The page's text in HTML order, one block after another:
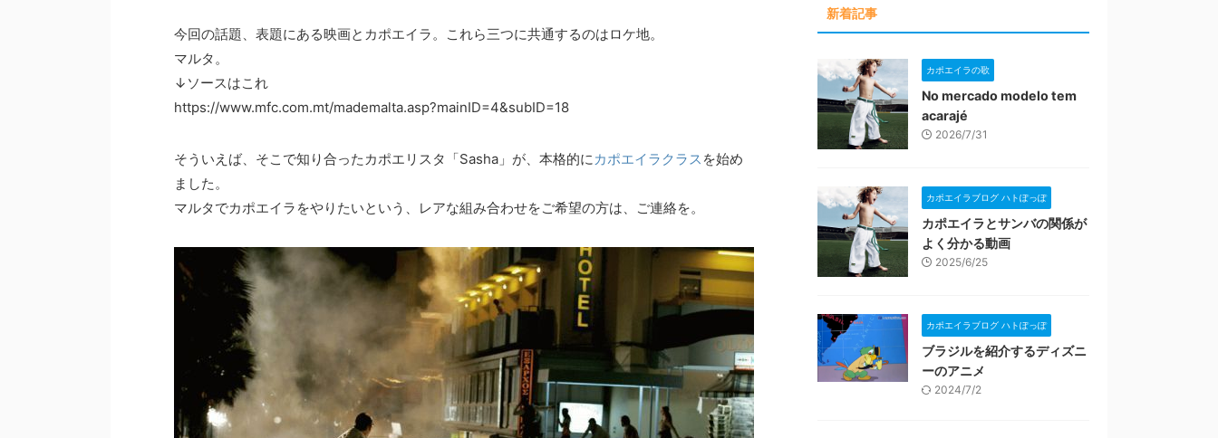
今回の話題、表題にある映画とカポエイラ。これら三つに共通するのはロケ地。
マルタ。
↓ソースはこれ
https://www.mfc.com.mt/mademalta.asp?mainID=4&subID=18
そういえば、そこで知り合ったカポエリスタ「Sasha」が、本格的に カポエイラクラス を始め
ました。
マルタでカポエイラをやりたいという、レアな組み合わせをご希望の方は、ご連絡を。
新着記事
カポエイラの歌
No mercado modelo tem
acarajé
2026/7/31
カポエイラブログ ハトぽっぽ
カポエイラとサンバの関係が
よく分かる動画
2025/6/25
カポエイラブログ ハトぽっぽ
ブラジルを紹介するディズニ
ーのアニメ
2024/7/2